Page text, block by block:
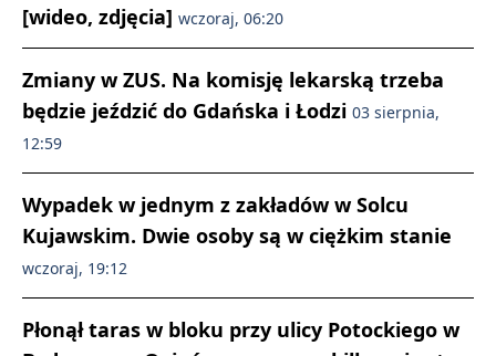
[wideo, zdjęcia] wczoraj, 06:20
Zmiany w ZUS. Na komisję lekarską trzeba
będzie jeździć do Gdańska i Łodzi 03 sierpnia,
12:59
Wypadek w jednym z zakładów w Solcu
Kujawskim. Dwie osoby są w ciężkim stanie
wczoraj, 19:12
Płonął taras w bloku przy ulicy Potockiego w